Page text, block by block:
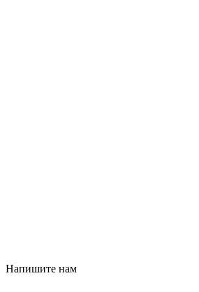
Напишите нам